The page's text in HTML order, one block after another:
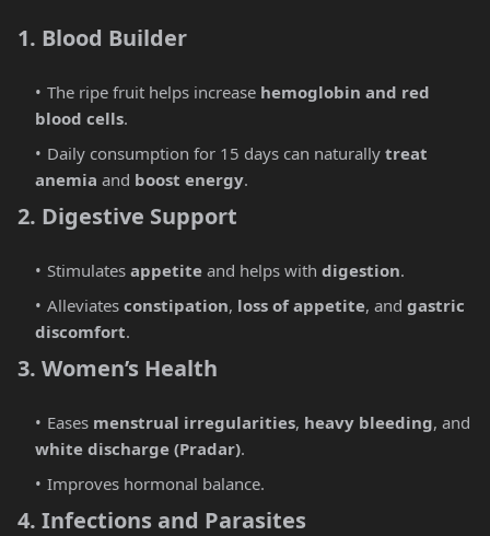
1. Blood Builder
The ripe fruit helps increase hemoglobin and red
blood cells.
Daily consumption for 15 days can naturally treat
anemia and boost energy.
2. Digestive Support
Stimulates appetite and helps with digestion.
Alleviates constipation, loss of appetite, and gastric
discomfort.
3. Women’s Health
Eases menstrual irregularities, heavy bleeding, and
white discharge (Pradar).
Improves hormonal balance.
4. Infections and Parasites